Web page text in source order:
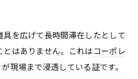
具を広げて長時間滞在したとして
はありません。これはコーポレ
現場まで浸透している証です。